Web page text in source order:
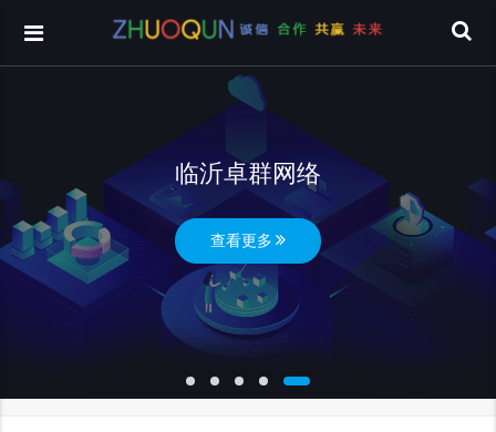
临沂卓群网络
查看更多